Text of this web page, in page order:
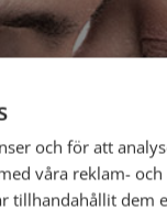
och för att
våra reklam-
tillhandahållit dem